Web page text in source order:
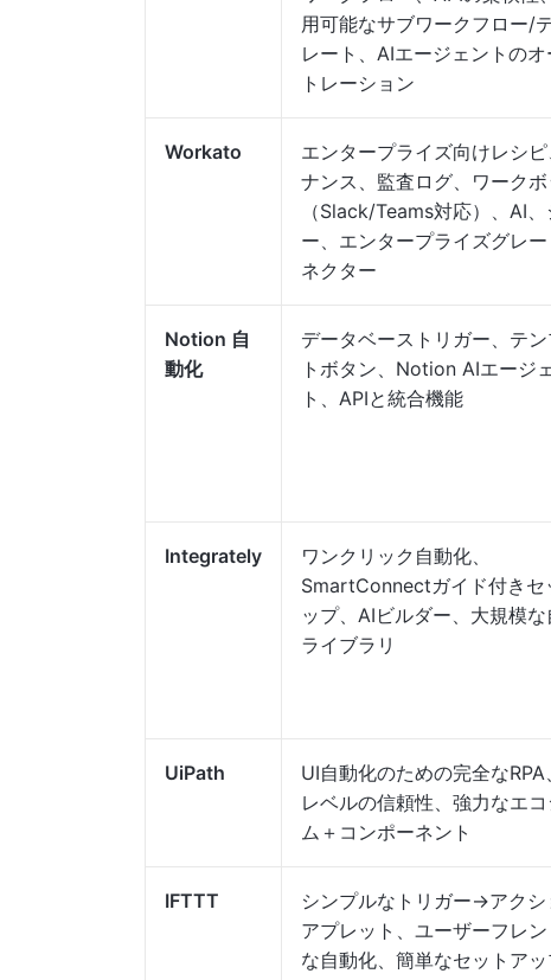
用可能なサブワークフロー/
レート、AIエージェントのオ
トレーション
Workato
エンタープライズ向けレシ
ナンス、監査ログ、ワークボ
（Slack/Teams対応）、AI
ー、エンタープライズグレー
ネクター
Notion 自
動化
データベーストリガー、テ
トボタン、Notion AIエージ
ト、APIと統合機能
Integrately
ワンクリック自動化、
SmartConnectガイド付きセ
ップ、AIビルダー、大規模
ライブラリ
UiPath
UI自動化のための完全なRPA
レベルの信頼性、強力なエ
ム＋コンポーネント
IFTTT
シンプルなトリガー→アクシ
アプレット、ユーザーフレ
な自動化、簡単なセットア